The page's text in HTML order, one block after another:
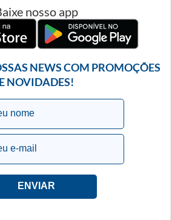
nosso app
NEWS COM PROMOÇÕES
E NOVIDADES!